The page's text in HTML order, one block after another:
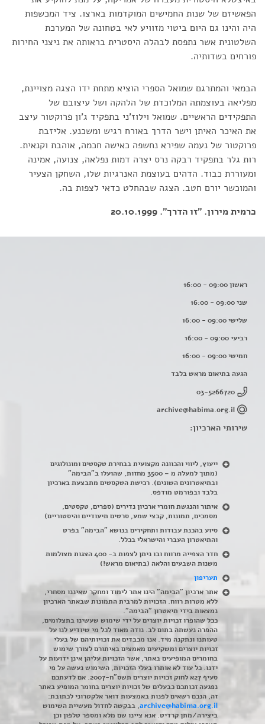
הפאשיזם של שנות החמישים המוקדמות בארצו. ציד המכשפות
היה והינו גם היום ביטוי מזוויע לאי בטחונה של המערכת
השלטונית אשר נתפסת לבהלה היסטרית בראותה את ניצני החירות
פורחים בשדותיה.
הבמאי והמתרגם שמואל הספרי הוציא מתחת ידו הצגה מצויינת,
מפליאה בעוצמתה המלוכדת של הלהקה ושל עיצובם של
התפקידים הראשיים. שמואל וילוז'ני בתפקיד ג'ון פרוקטור עיצב
את האיכר האיתן וישר הדרך באורח רגיש ומשכנע. אליזבת
פרוקטור של נעמה שפירא נחשפה כאישה חכמה, אוהבת וקנאית.
רות גלר בתפקיד רבקה נרס יצרה דמות נפלאה, צנועה, אמינה
ומעוררת כבוד. הדהים בעוצמת האנרגיות שלו, השחקן הצעיר
והמוכשר יורם חטב. הצגה שבהחלט כדאי לצפות בה.
כרמית מירון. "זו הדרך". 20.10.1999
ראשון 09:00 - 16:00
שני 09:00 - 16:00
שלישי 09:00 - 16:00
רביעי 09:00 - 16:00
חמישי 09:00 - 16:00
הגעה בתיאום מראש בלבד
03-5266720
archive@habima.org.il
שירותי הארכיון:
ייעוץ, ליווי והכוונה מקצועית בבחירת טקסטים ומונולוגים
(מתוך למעלה מ – 3500 מחזות, שהועלו ב"הבימה"
ובתיאטרונים השונים). רכישת הטקסטים מתבצעת בארכיון
בלבד ובפורמט מודפס.
איתור והנגשת חומרי ארכיון נדירים (ספרים, טקסטים,
מסמכים, תמונות, קבצי שמע, סרטים תיעודיים והיסטוריים)
סיוע בהכנת עבודות ותחקירים בנושא "הבימה" בפרט
והתיאטרון העברי והישראלי בכלל.
חדר הצפייה מרווח ובו ניתן לצפות ב- 400 הצגות מצולמות
משנות השבעים והלאה (בתיאום מראש!)
תעריפון
אתר ארכיון "הבימה" הינו אתר לימוד ומחקר שאיננו מסחרי,
ללא מטרות רווח. הזכויות למרבית התמונות שבאתר הארכיון
נמצאות בידי תיאטרון "הבימה".
ככל שהופרו זכויות יוצרים על ידי שימוש שעשינו בתצלומים,
ההפרה נעשתה בתום לב. נודה מאוד לכל מי שיודיע לנו על
טעותנו ונתקנה מיד. אנו מכבדים את זכויותיהם של בעלי
זכויות יוצרים ומשקיעים מאמצים באיתורם לצורך שימוש
בחומרים המופיעים באתר, אשר הזכויות עליהן אינן ידועות על
ידנו. כל עוד לא אותרו בעלי הזכויות, השימוש נעשה על פי
סעיף 27א לחוק זכויות יוצרים תשס"ח-2007. אם לדעתכם
נפגעה זכותכם כבעלים של זכויות יוצרים בחומר המופיע באתר
זה, הנכם רשאים לפנות באמצעות דואר אלקטרוני לכתובת:
archive@habima.org.il, בבקשה לחדול מעשיית השימוש
ביצירה/מתן קרדיט. אנא ציינו שם מלא ומספר טלפון וכן